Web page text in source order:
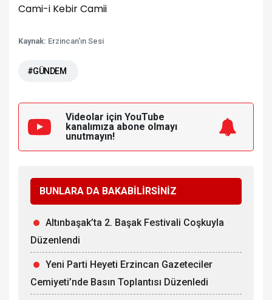
Cami-i Kebir Camii
Kaynak: Erzincan'ın Sesi
#GÜNDEM
Videolar için YouTube
kanalımıza abone olmayı
unutmayın!
BUNLARA DA BAKABİLİRSİNİZ
Altınbaşak’ta 2. Başak Festivali Coşkuyla
Düzenlendi
Yeni Parti Heyeti Erzincan Gazeteciler
Cemiyeti’nde Basın Toplantısı Düzenledi